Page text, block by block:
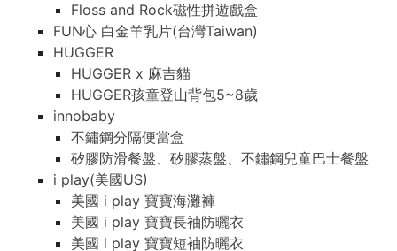
Floss and Rock磁性拼遊戲盒
FUN心 白金羊乳片(台灣Taiwan)
HUGGER
HUGGER x 麻吉貓
HUGGER孩童登山背包5~8歲
innobaby
不鏽鋼分隔便當盒
矽膠防滑餐盤、矽膠蒸盤、不鏽鋼兒童巴士餐盤
i play(美國US)
美國 i play 寶寶海灘褲
美國 i play 寶寶長袖防曬衣
美國 i play 寶寶短袖防曬衣